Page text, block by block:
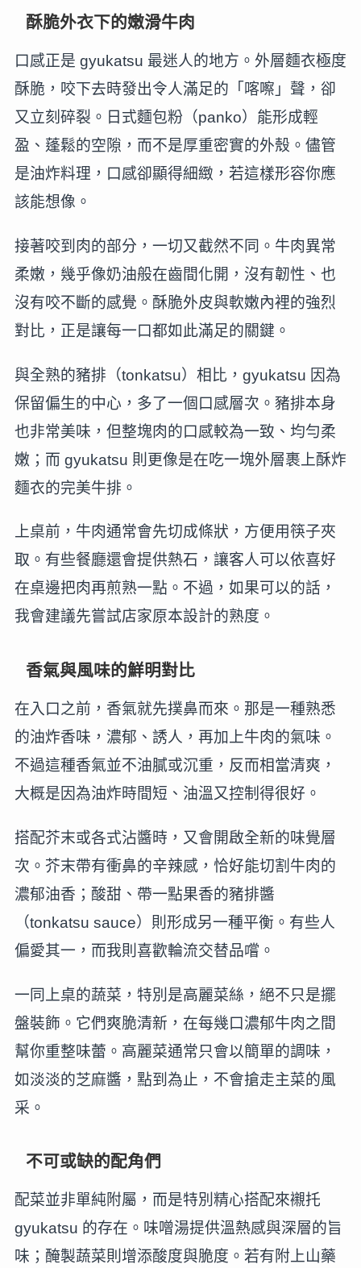
酥脆外衣下的嫩滑牛肉
口感正是 gyukatsu 最迷人的地方。外層麵衣極度
酥脆，咬下去時發出令人滿足的「喀嚓」聲，卻
又立刻碎裂。日式麵包粉（panko）能形成輕
盈、蓬鬆的空隙，而不是厚重密實的外殼。儘管
是油炸料理，口感卻顯得細緻，若這樣形容你應
該能想像。
接著咬到肉的部分，一切又截然不同。牛肉異常
柔嫩，幾乎像奶油般在齒間化開，沒有韌性、也
沒有咬不斷的感覺。酥脆外皮與軟嫩內裡的強烈
對比，正是讓每一口都如此滿足的關鍵。
與全熟的豬排（tonkatsu）相比，gyukatsu 因為
保留偏生的中心，多了一個口感層次。豬排本身
也非常美味，但整塊肉的口感較為一致、均勻柔
嫩；而 gyukatsu 則更像是在吃一塊外層裹上酥炸
麵衣的完美牛排。
上桌前，牛肉通常會先切成條狀，方便用筷子夾
取。有些餐廳還會提供熱石，讓客人可以依喜好
在桌邊把肉再煎熟一點。不過，如果可以的話，
我會建議先嘗試店家原本設計的熟度。
香氣與風味的鮮明對比
在入口之前，香氣就先撲鼻而來。那是一種熟悉
的油炸香味，濃郁、誘人，再加上牛肉的氣味。
不過這種香氣並不油膩或沉重，反而相當清爽，
大概是因為油炸時間短、油溫又控制得很好。
搭配芥末或各式沾醬時，又會開啟全新的味覺層
次。芥末帶有衝鼻的辛辣感，恰好能切割牛肉的
濃郁油香；酸甜、帶一點果香的豬排醬
（tonkatsu sauce）則形成另一種平衡。有些人
偏愛其一，而我則喜歡輪流交替品嚐。
一同上桌的蔬菜，特別是高麗菜絲，絕不只是擺
盤裝飾。它們爽脆清新，在每幾口濃郁牛肉之間
幫你重整味蕾。高麗菜通常只會以簡單的調味，
如淡淡的芝麻醬，點到為止，不會搶走主菜的風
采。
不可或缺的配角們
配菜並非單純附屬，而是特別精心搭配來襯托
gyukatsu 的存在。味噌湯提供溫熱感與深層的旨
味；醃製蔬菜則增添酸度與脆度。若有附上山藥